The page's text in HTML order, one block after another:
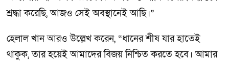
শ্রদ্ধা করেছি, আজও সেই অবস্থানেই আছি।”
হেলাল খান আরও উল্লেখ করেন, “ধানের শীষ যার হাতেই
থাকুক, তার হয়েই আমাদের বিজয় নিশ্চিত করতে হবে। আমার